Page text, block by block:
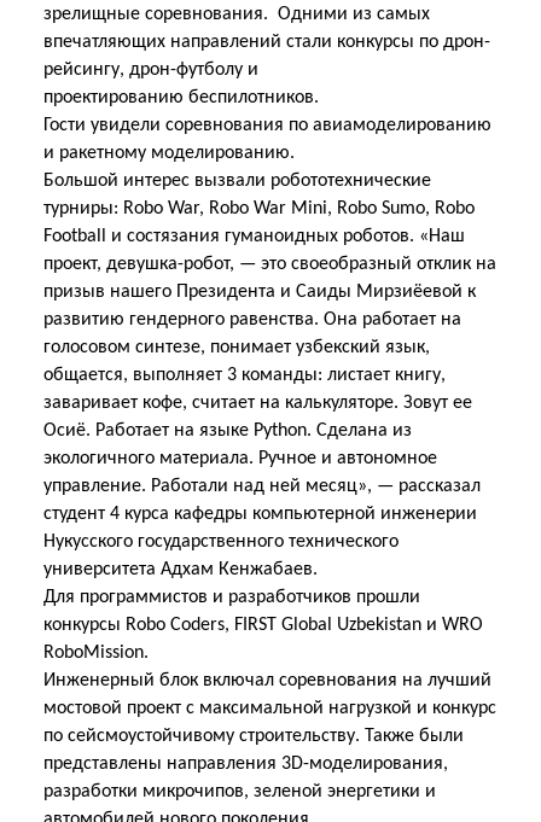
зрелищные соревнования. Одними из самых
впечатляющих направлений стали конкурсы по дрон-
рейсингу, дрон-футболу и
проектированию беспилотников.
Гости увидели соревнования по авиамоделированию
и ракетному моделированию.
Большой интерес вызвали робототехнические
турниры: Robo War, Robo War Mini, Robo Sumo, Robo
Football и состязания гуманоидных роботов. «Наш
проект, девушка-робот, — это своеобразный отклик на
призыв нашего Президента и Саиды Мирзиёевой к
развитию гендерного равенства. Она работает на
голосовом синтезе, понимает узбекский язык,
общается, выполняет 3 команды: листает книгу,
заваривает кофе, считает на калькуляторе. Зовут ее
Осиё. Работает на языке Python. Сделана из
экологичного материала. Ручное и автономное
управление. Работали над ней месяц», — рассказал
студент 4 курса кафедры компьютерной инженерии
Нукусского государственного технического
университета Адхам Кенжабаев.
Для программистов и разработчиков прошли
конкурсы Robo Coders, FIRST Global Uzbekistan и WRO
RoboMission.
Инженерный блок включал соревнования на лучший
мостовой проект с максимальной нагрузкой и конкурс
по сейсмоустойчивому строительству. Также были
представлены направления 3D-моделирования,
разработки микрочипов, зеленой энергетики и